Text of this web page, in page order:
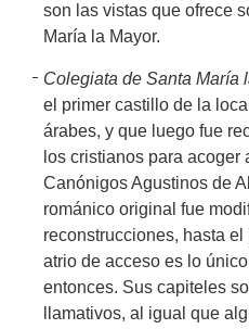
son las vistas que ofrece
María la Mayor.
Colegiata de Santa María
el primer castillo de la
árabes, y que luego fue
los cristianos para acoger
Canónigos Agustinos de
románico original fue
reconstrucciones, hasta
atrio de acceso es lo
entonces. Sus capiteles
llamativos, al igual que